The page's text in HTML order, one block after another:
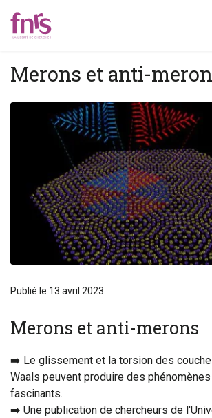
Merons et anti-
Publié le 13 avril 2023
Merons et anti-merons
➡️ Le glissement et la torsion des
Waals peuvent produire des
fascinants.
➡️ Une publication de chercheurs de